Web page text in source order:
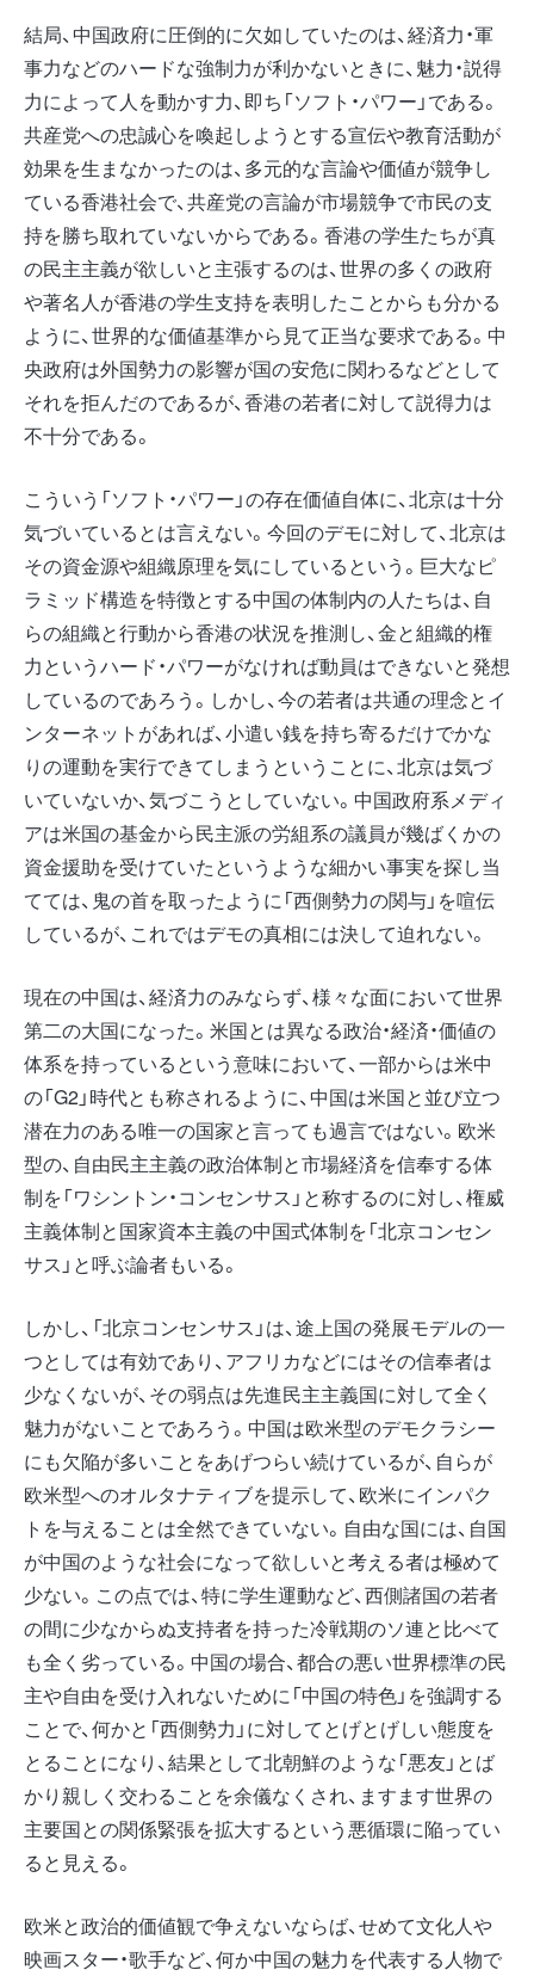
結局、中国政府に圧倒的に欠如していたのは、経済力・軍
事力などのハードな強制力が利かないときに、魅力・説得
力によって人を動かす力、即ち「ソフト・パワー」である。
共産党への忠誠心を喚起しようとする宣伝や教育活動が
効果を生まなかったのは、多元的な言論や価値が競争し
ている香港社会で、共産党の言論が市場競争で市民の支
持を勝ち取れていないからである。香港の学生たちが真
の民主主義が欲しいと主張するのは、世界の多くの政府
や著名人が香港の学生支持を表明したことからも分かる
ように、世界的な価値基準から見て正当な要求である。中
央政府は外国勢力の影響が国の安危に関わるなどとして
それを拒んだのであるが、香港の若者に対して説得力は
不十分である。
こういう「ソフト・パワー」の存在価値自体に、北京は十分
気づいているとは言えない。今回のデモに対して、北京は
その資金源や組織原理を気にしているという。巨大なピ
ラミッド構造を特徴とする中国の体制内の人たちは、自
らの組織と行動から香港の状況を推測し、金と組織的権
力というハード・パワーがなければ動員はできないと発想
しているのであろう。しかし、今の若者は共通の理念とイ
ンターネットがあれば、小遣い銭を持ち寄るだけでかな
りの運動を実行できてしまうということに、北京は気づ
いていないか、気づこうとしていない。中国政府系メディ
アは米国の基金から民主派の労組系の議員が幾ばくかの
資金援助を受けていたというような細かい事実を探し当
てては、鬼の首を取ったように「西側勢力の関与」を喧伝
しているが、これではデモの真相には決して迫れない。
現在の中国は、経済力のみならず、様々な面において世界
第二の大国になった。米国とは異なる政治・経済・価値の
体系を持っているという意味において、一部からは米中
の「G2」時代とも称されるように、中国は米国と並び立つ
潜在力のある唯一の国家と言っても過言ではない。欧米
型の、自由民主主義の政治体制と市場経済を信奉する体
制を「ワシントン・コンセンサス」と称するのに対し、権威
主義体制と国家資本主義の中国式体制を「北京コンセン
サス」と呼ぶ論者もいる。
しかし、「北京コンセンサス」は、途上国の発展モデルの一
つとしては有効であり、アフリカなどにはその信奉者は
少なくないが、その弱点は先進民主主義国に対して全く
魅力がないことであろう。中国は欧米型のデモクラシー
にも欠陥が多いことをあげつらい続けているが、自らが
欧米型へのオルタナティブを提示して、欧米にインパク
トを与えることは全然できていない。自由な国には、自国
が中国のような社会になって欲しいと考える者は極めて
少ない。この点では、特に学生運動など、西側諸国の若者
の間に少なからぬ支持者を持った冷戦期のソ連と比べて
も全く劣っている。中国の場合、都合の悪い世界標準の民
主や自由を受け入れないために「中国の特色」を強調する
ことで、何かと「西側勢力」に対してとげとげしい態度を
とることになり、結果として北朝鮮のような「悪友」とば
かり親しく交わることを余儀なくされ、ますます世界の
主要国との関係緊張を拡大するという悪循環に陥ってい
ると見える。
欧米と政治的価値観で争えないならば、せめて文化人や
映画スター・歌手など、何か中国の魅力を代表する人物で